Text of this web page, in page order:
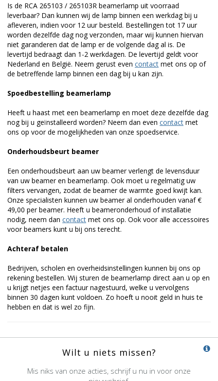
Is de RCA 265103 / 265103R beamerlamp uit voorraad
leverbaar? Dan kunnen wij de lamp binnen een werkdag bij u
afleveren, indien voor 12 uur besteld. Bestellingen tot 17 uur
worden dezelfde dag nog verzonden, maar wij kunnen hiervan
niet garanderen dat de lamp er de volgende dag al is. De
levertijd bedraagt dan 1-2 werkdagen. De levertijd geldt voor
Nederland en België. Neem gerust even contact met ons op of
de betreffende lamp binnen een dag bij u kan zijn.
Spoedbestelling beamerlamp
Heeft u haast met een beamerlamp en moet deze dezelfde dag
nog bij u geïnstalleerd worden? Neem dan even contact met
ons op voor de mogelijkheden van onze spoedservice.
Onderhoudsbeurt beamer
Een onderhoudsbeurt aan uw beamer verlengt de levensduur
van uw beamer en beamerlamp. Ook moet u regelmatig uw
filters vervangen, zodat de beamer de warmte goed kwijt kan.
Onze specialisten kunnen uw beamer al onderhouden vanaf €
49,00 per beamer. Heeft u beameronderhoud of installatie
nodig, neem dan contact met ons op. Ook voor alle accessoires
voor beamers kunt u bij ons terecht.
Achteraf betalen
Bedrijven, scholen en overheidsinstellingen kunnen bij ons op
rekening bestellen. Wij sturen de beamerlamp direct aan u op en
u krijgt netjes een factuur nagestuurd, welke u vervolgens
binnen 30 dagen kunt voldoen. Zo hoeft u nooit geld in huis te
hebben en dat is wel zo fijn.
Wilt u niets missen?
Mis niks van onze acties, schrijf u nu in voor onze